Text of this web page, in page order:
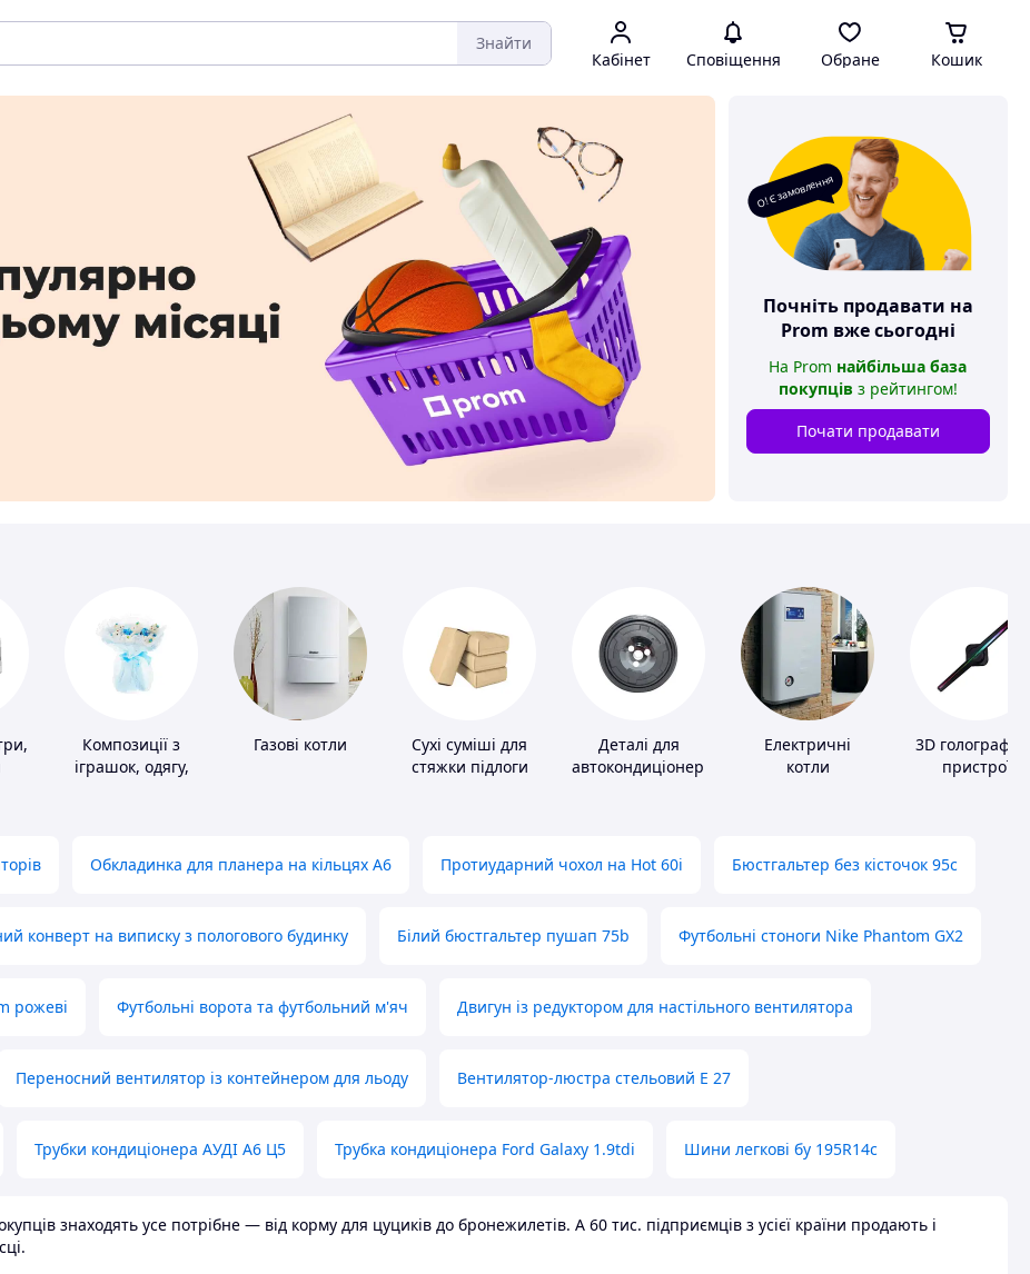
Знайти
Кабінет Сповіщення Обране Кошик
О! Є замовлення
Почніть продавати на
Prom вже сьогодні
На Prom найбільша база
покупців з рейтингом!
Почати продавати
Композиції з
іграшок, одягу,
Газові котли
Сухі суміші для
стяжки підлоги
Деталі для
автокондиціонерів
Електричні
котли
3D
пристрої
Обкладинка для планера на кільцях А6 Протиударний чохол на Hot 60i Бюстгальтер без кісточок 95с
конверт на виписку з пологового будинку Білий бюстгальтер пушап 75b Футбольні стоноги Nike Phantom GX2
рожеві Футбольні ворота та футбольний м'яч Двигун із редуктором для настільного вентилятора
Переносний вентилятор із контейнером для льоду Вентилятор-люстра стельовий E 27
Трубки кондиціонера АУДІ А6 Ц5 Трубка кондиціонера Ford Galaxy 1.9tdi Шини легкові бу 195R14c
знаходять усе потрібне — від корму для цуциків до бронежилетів. А 60 тис. підприємців з усієї країни продають і